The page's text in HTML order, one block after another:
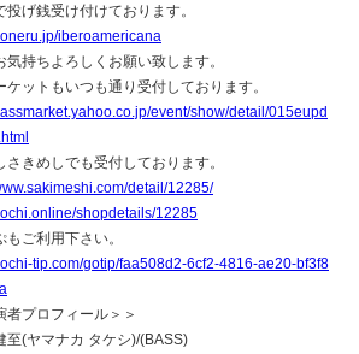
投げ銭受け付けております。
iberoamericana
気持ちよろしくお願い致します。
ケットもいつも通り受付しております。
event/show/detail/015eupd
さきめしでも受付しております。
detail/12285/
shopdetails/12285
もご利用下さい。
tip.com/gotip/faa508d2-6cf2-4816-ae20-bf3f8
者プロフィール＞＞
(ヤマナカ タケシ)/(BASS)